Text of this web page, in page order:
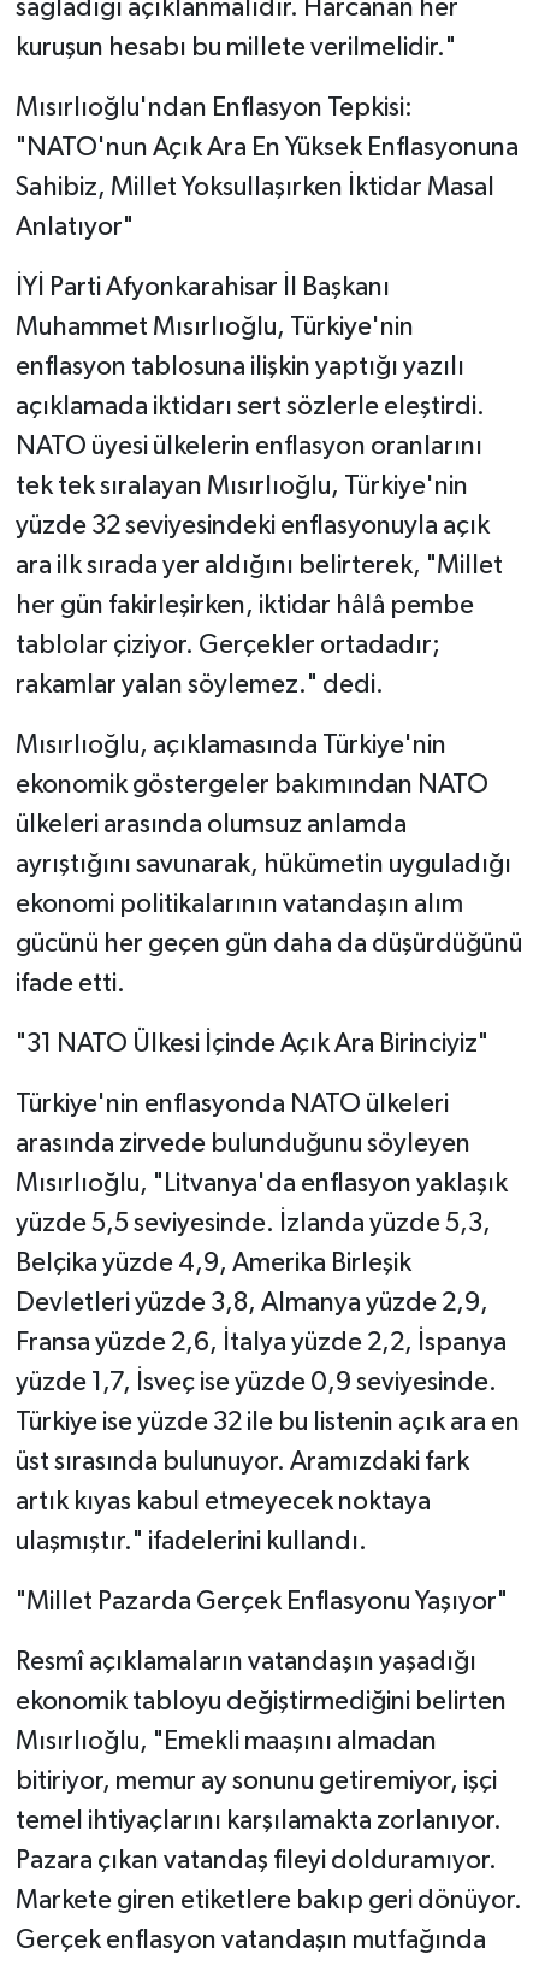
sağladığı açıklanmalıdır. Harcanan her
kuruşun hesabı bu millete verilmelidir."
Mısırlıoğlu'ndan Enflasyon Tepkisi:
"NATO'nun Açık Ara En Yüksek Enflasyonuna
Sahibiz, Millet Yoksullaşırken İktidar Masal
Anlatıyor"
İYİ Parti Afyonkarahisar İl Başkanı
Muhammet Mısırlıoğlu, Türkiye'nin
enflasyon tablosuna ilişkin yaptığı yazılı
açıklamada iktidarı sert sözlerle eleştirdi.
NATO üyesi ülkelerin enflasyon oranlarını
tek tek sıralayan Mısırlıoğlu, Türkiye'nin
yüzde 32 seviyesindeki enflasyonuyla açık
ara ilk sırada yer aldığını belirterek, "Millet
her gün fakirleşirken, iktidar hâlâ pembe
tablolar çiziyor. Gerçekler ortadadır;
rakamlar yalan söylemez." dedi.
Mısırlıoğlu, açıklamasında Türkiye'nin
ekonomik göstergeler bakımından NATO
ülkeleri arasında olumsuz anlamda
ayrıştığını savunarak, hükümetin uyguladığı
ekonomi politikalarının vatandaşın alım
gücünü her geçen gün daha da düşürdüğünü
ifade etti.
"31 NATO Ülkesi İçinde Açık Ara Birinciyiz"
Türkiye'nin enflasyonda NATO ülkeleri
arasında zirvede bulunduğunu söyleyen
Mısırlıoğlu, "Litvanya'da enflasyon yaklaşık
yüzde 5,5 seviyesinde. İzlanda yüzde 5,3,
Belçika yüzde 4,9, Amerika Birleşik
Devletleri yüzde 3,8, Almanya yüzde 2,9,
Fransa yüzde 2,6, İtalya yüzde 2,2, İspanya
yüzde 1,7, İsveç ise yüzde 0,9 seviyesinde.
Türkiye ise yüzde 32 ile bu listenin açık ara en
üst sırasında bulunuyor. Aramızdaki fark
artık kıyas kabul etmeyecek noktaya
ulaşmıştır." ifadelerini kullandı.
"Millet Pazarda Gerçek Enflasyonu Yaşıyor"
Resmî açıklamaların vatandaşın yaşadığı
ekonomik tabloyu değiştirmediğini belirten
Mısırlıoğlu, "Emekli maaşını almadan
bitiriyor, memur ay sonunu getiremiyor, işçi
temel ihtiyaçlarını karşılamakta zorlanıyor.
Pazara çıkan vatandaş fileyi dolduramıyor.
Markete giren etiketlere bakıp geri dönüyor.
Gerçek enflasyon vatandaşın mutfağında